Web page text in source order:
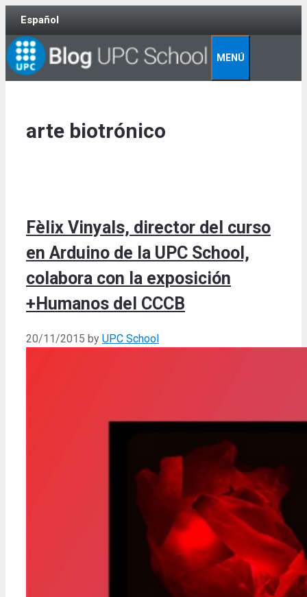
Skip
content
Español
MENÚ
arte biotrónico
Fèlix Vinyals, director del curso
en Arduino de la UPC School,
colabora con la exposición
+Humanos del CCCB
20/11/2015 by UPC School